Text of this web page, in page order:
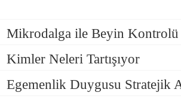
Mikrodalga ile Beyin Kontrolü
Kimler Neleri Tartışıyor
Egemenlik Duygusu Stratejik